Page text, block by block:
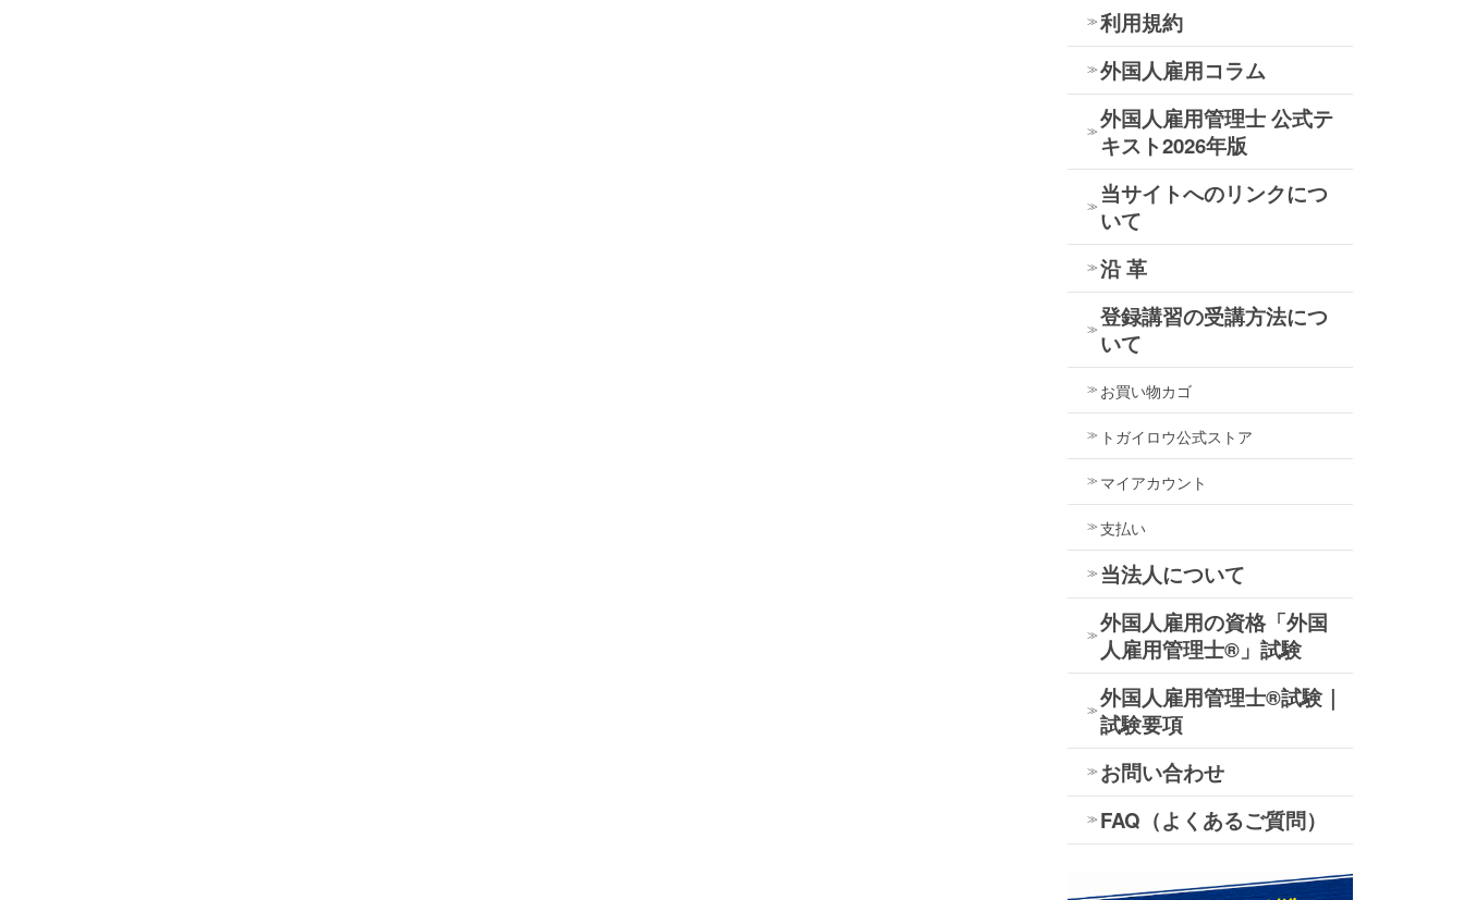
利用規約
外国人雇用コラム
外国人雇用管理士 公式テ
キスト2026年版
当サイトへのリンクにつ
いて
沿 革
登録講習の受講方法につ
いて
お買い物カゴ
トガイロウ公式ストア
マイアカウント
支払い
当法人について
外国人雇用の資格「外国
人雇用管理士®」試験
外国人雇用管理士®試験｜
試験要項
お問い合わせ
FAQ（よくあるご質問）